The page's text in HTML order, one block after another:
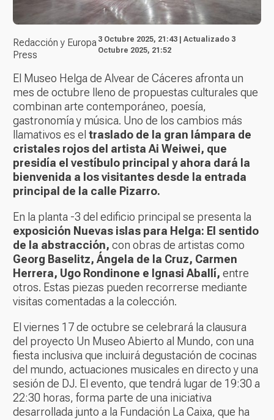
Redacción y Europa
Press
3 Octubre 2025, 21:43 | Actualizado 3
Octubre 2025, 21:52
El Museo Helga de Alvear de Cáceres afronta un
mes de octubre lleno de propuestas culturales que
combinan arte contemporáneo, poesía,
gastronomía y música. Uno de los cambios más
llamativos es el traslado de la gran lámpara de
cristales rojos del artista Ai Weiwei, que
presidía el vestíbulo principal y ahora dará la
bienvenida a los visitantes desde la entrada
principal de la calle Pizarro.
En la planta -3 del edificio principal se presenta la
exposición Nuevas islas para Helga: El sentido
de la abstracción, con obras de artistas como
Georg Baselitz, Ángela de la Cruz, Carmen
Herrera, Ugo Rondinone e Ignasi Aballí, entre
otros. Estas piezas pueden recorrerse mediante
visitas comentadas a la colección.
El viernes 17 de octubre se celebrará la clausura
del proyecto Un Museo Abierto al Mundo, con una
fiesta inclusiva que incluirá degustación de cocinas
del mundo, actuaciones musicales en directo y una
sesión de DJ. El evento, que tendrá lugar de 19:30 a
22:30 horas, forma parte de una iniciativa
desarrollada junto a la Fundación La Caixa, que ha